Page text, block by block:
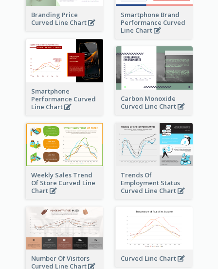
Branding Price
Curved Line Chart
Smartphone Brand
Performance Curved
Line Chart
Smartphone
Performance Curved
Line Chart
Carbon Monoxide
Curved Line Chart
Weekly Sales Trend
Of Store Curved Line
Chart
Trends Of
Employment Status
Curved Line Chart
Number Of Visitors
Curved Line Chart
Curved Line Chart